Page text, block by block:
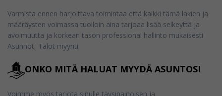
Varmista ennen harjoittava toimintaa että kaikki tämä lakien ja
määräysten voimassa tuolloin aina tarjoaa lisää selkeyttä ja
avoimuutta ja korkean tason professional hallinto mukaisesti
Asunnot, Talot myynti.
ONKO MITÄ HALUAT MYYDÄ ASUNTOSI
Voimme myös tarjota sinulle täysipainoisen ja